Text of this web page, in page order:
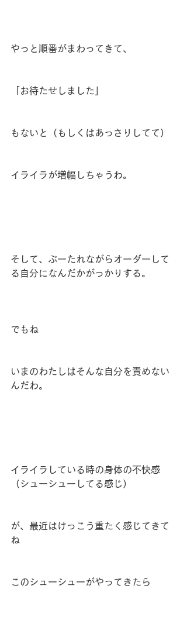
やっと順番がまわってきて、
「お待たせしました」
もないと（もしくはあっさりしてて）
イライラが増幅しちゃうわ。
そして、ぶーたれながらオーダーして
る自分になんだかがっかりする。
でもね
いまのわたしはそんな自分を責めない
んだわ。
イライラしている時の身体の不快感
（シューシューしてる感じ）
が、最近はけっこう重たく感じてきて
ね
このシューシューがやってきたら